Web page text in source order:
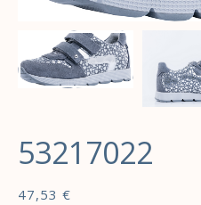
53217022
47,53 €